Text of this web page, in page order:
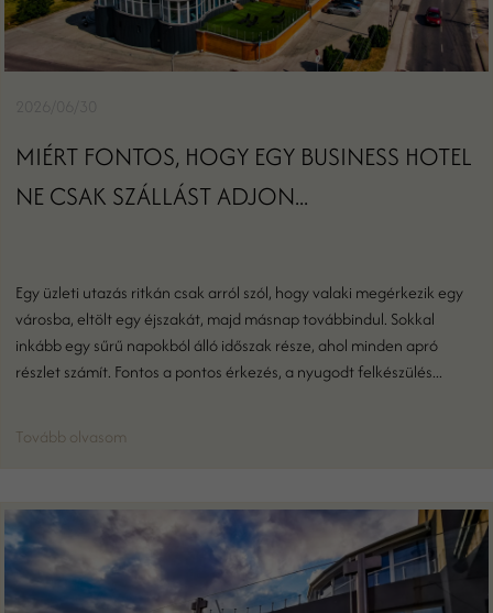
MIÉRT FONTOS, HOGY EGY BUSINESS HOTEL
NE CSAK SZÁLLÁST ADJON...
Egy üzleti utazás ritkán csak arról szól, hogy valaki megérkezik egy
városba, eltölt egy éjszakát, majd másnap továbbindul. Sokkal
inkább egy sűrű napokból álló időszak része, ahol minden apró
részlet számít. Fontos a pontos érkezés, a nyugodt felkészülés...
Tovább olvasom